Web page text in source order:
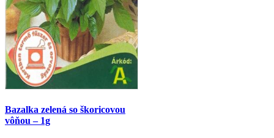
Bazalka zelená so škoricovou
vôňou – 1g